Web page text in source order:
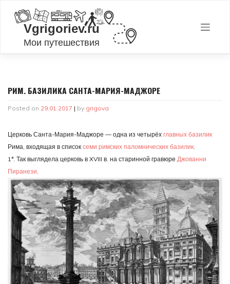
content
РИМ. БАЗИЛИКА САНТА-МАРИЯ-МАДЖОРЕ
Posted on 29.01.2017 | by grigova
Церковь Санта-Мария-Маджоре — одна из четырёх главных базилик
Рима, входящая в список семи римских паломнических базилик
1*. Так выглядела церковь в XVIII в. на старинной гравюре Джованни
Пиранези